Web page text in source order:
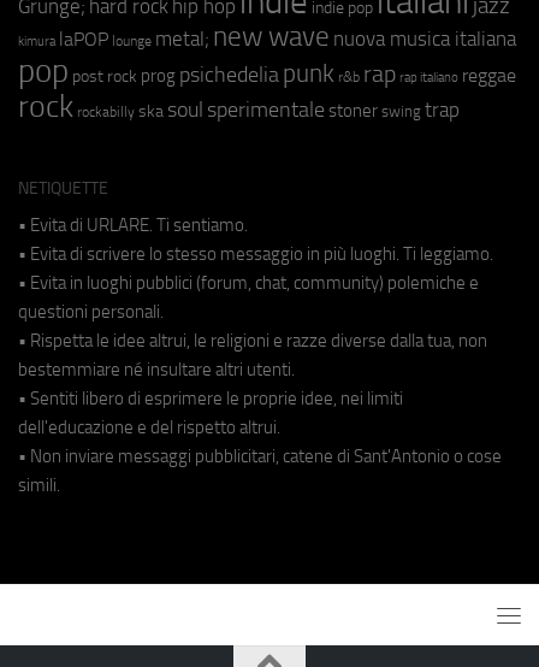
Grunge; hard rock hip hop indie pop jazz
kimura laPOP lounge metal; new wave nuova musica italiana
pop post rock prog psichedeliapunk r&b rap rap italiano reggae
rock rockabilly ska soul sperimentale stoner swing trap
NETIQUETTE
• Evita di URLARE. Ti sentiamo.
• Evita di scrivere lo stesso messaggio in più luoghi. Ti leggiamo.
• Evita in luoghi pubblici (forum, chat, community) polemiche e
questioni personali.
• Rispetta le idee altrui, le religioni e razze diverse dalla tua, non
bestemmiare né insultare altri utenti.
• Sentiti libero di esprimere le proprie idee, nei limiti
dell'educazione e del rispetto altrui.
• Non inviare messaggi pubblicitari, catene di Sant'Antonio o cose
simili.